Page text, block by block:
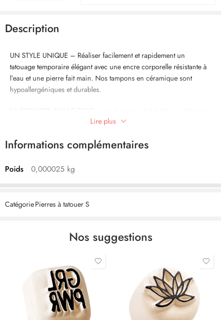
Description
UN STYLE UNIQUE – Réaliser facilement et rapidement un
tatouage temporaire élégant avec une encre corporelle résistante à
l’eau et une pierre fait main. Nos tampons en céramique sont
hypoallergéniques et durables.
et certifiés selon les exigences légales européennes et sont
comestics sont à base d’encre imperméable et facile à enlever avec
CERTIFIÉ – les produits cosmétiques LaDot sont végétaliens,
exempts de tests sur les animaux, de nanoparticules et produits
et à utiliser les meilleurs ingrédients et produits exclusivement
fabriqués aux Pays-Bas.
ÉLÉGANT – les tampons de tatouage temporaire en céramique
peuvent être utilisés sur le corps et le bras. Les dessins de tatouage
discrets de 1,5 x 1,5 cm ont l’air vrai et sont très tendance.
RESPECTUEUX DE LA PEAU – les tatouages sont respectueux de la
Lire plus
Informations complémentaires
Poids 0,000025 kg
CatégoriePierres à tatouer S
Nos suggestions